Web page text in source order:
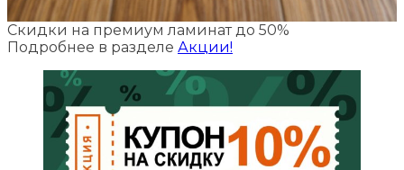
Скидки на премиум ламинат до 50%
Подробнее в разделе Акции!